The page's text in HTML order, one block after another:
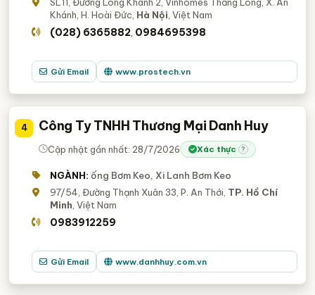
Khánh, H. Hoài Đức, Hà Nội , Việt Nam
(028) 6365882 0984695398
Gửi Email www.prostech.vn
4 Công Ty TNHH Thương Mại Danh Huy
Cập nhật gần nhất: 28/7/2026 Xác thực ?
NGÀNH: ống Bơm Keo, Xi Lanh Bơm Keo
97/54, Đường Thạnh Xuân 33, P. An Thới, TP. Hồ Chí
Minh , Việt Nam
0983912259
Gửi Email www.danhhuy.com.vn